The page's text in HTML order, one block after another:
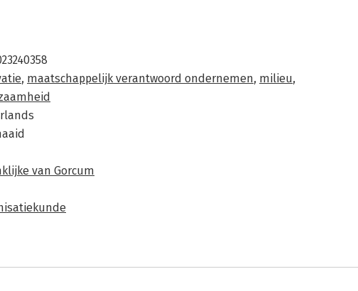
, maatschappelijk verantwoord ondernemen, milieu,
van Gorcum